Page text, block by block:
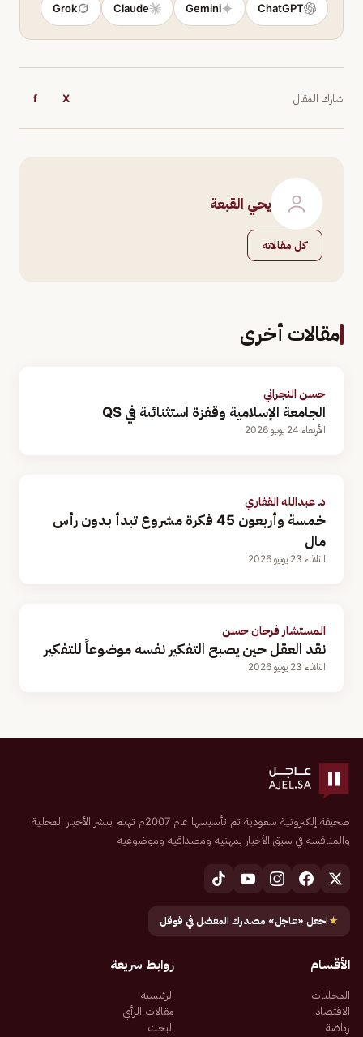
ChatGPT
Gemini
Claude
Grok
شارك المقال X
f
يحي القبعة
كل مقالاته
مقالات أخرى
حسن النجراني
الجامعة الإسلامية وقفزة استثنائىة في QS
الأربعاء 24 يونيو 2026
د. عبدالله القفاري
خمسة وأربعون 45 فكرة مشروع تبدأ بدون رأس
مال
الثلاثاء 23 يونيو 2026
المستشار فرحان حسن
نقد العقل حين يصبح التفكير نفسه موضوعاً للتفكير
الثلاثاء 23 يونيو 2026
صحيفة إلكترونية سعودية تم تأسيسها عام 2007م تهتم بنشر الأخبار المحلية
والمنافسة في سبق الأخبار بمهنية ومصداقية وموضوعية
★اجعل «عاجل» مصدرك المفضل في قوقل
الأقسام
المحليات
الاقتصاد
رياضة
روابط سريعة
الرئيسية
مقالات الرأي
البحث